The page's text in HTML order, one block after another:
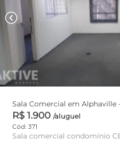
chevron_left
Sala Comercial em Alphaville
R$ 1.900 /aluguel
Cód: 371
Sala comercial condomínio CEA I Andar alto